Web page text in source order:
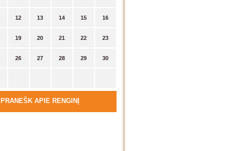
12 13 14 15 16
19 20 21 22 23
26 27 28 29 30
PRANEŠK APIE RENGINĮ